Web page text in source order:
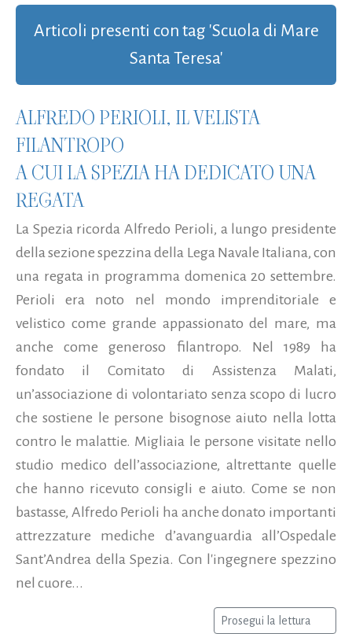
Articoli presenti con tag 'Scuola di Mare
Santa Teresa'
ALFREDO PERIOLI, IL VELISTA
FILANTROPO
A CUI LA SPEZIA HA DEDICATO UNA
REGATA
La Spezia ricorda Alfredo Perioli, a lungo presidente
della sezione spezzina della Lega Navale Italiana, con
una regata in programma domenica 20 settembre.
Perioli era noto nel mondo imprenditoriale e
velistico come grande appassionato del mare, ma
anche come generoso filantropo. Nel 1989 ha
fondato il Comitato di Assistenza Malati,
un’associazione di volontariato senza scopo di lucro
che sostiene le persone bisognose aiuto nella lotta
contro le malattie. Migliaia le persone visitate nello
studio medico dell’associazione, altrettante quelle
che hanno ricevuto consigli e aiuto. Come se non
bastasse, Alfredo Perioli ha anche donato importanti
attrezzature mediche d’avanguardia all’Ospedale
Sant’Andrea della Spezia. Con l'ingegnere spezzino
nel cuore...
Prosegui la lettura